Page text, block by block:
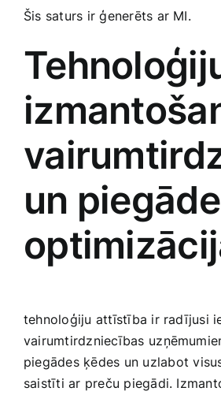
Šis saturs ir ģenerēts ar MI.
un
tehnoloģiju attīstība ir radījusi
vairumtirdzniecības⁤
piegādes ķēdes un uzlabot
saistīti ar preču piegādi.